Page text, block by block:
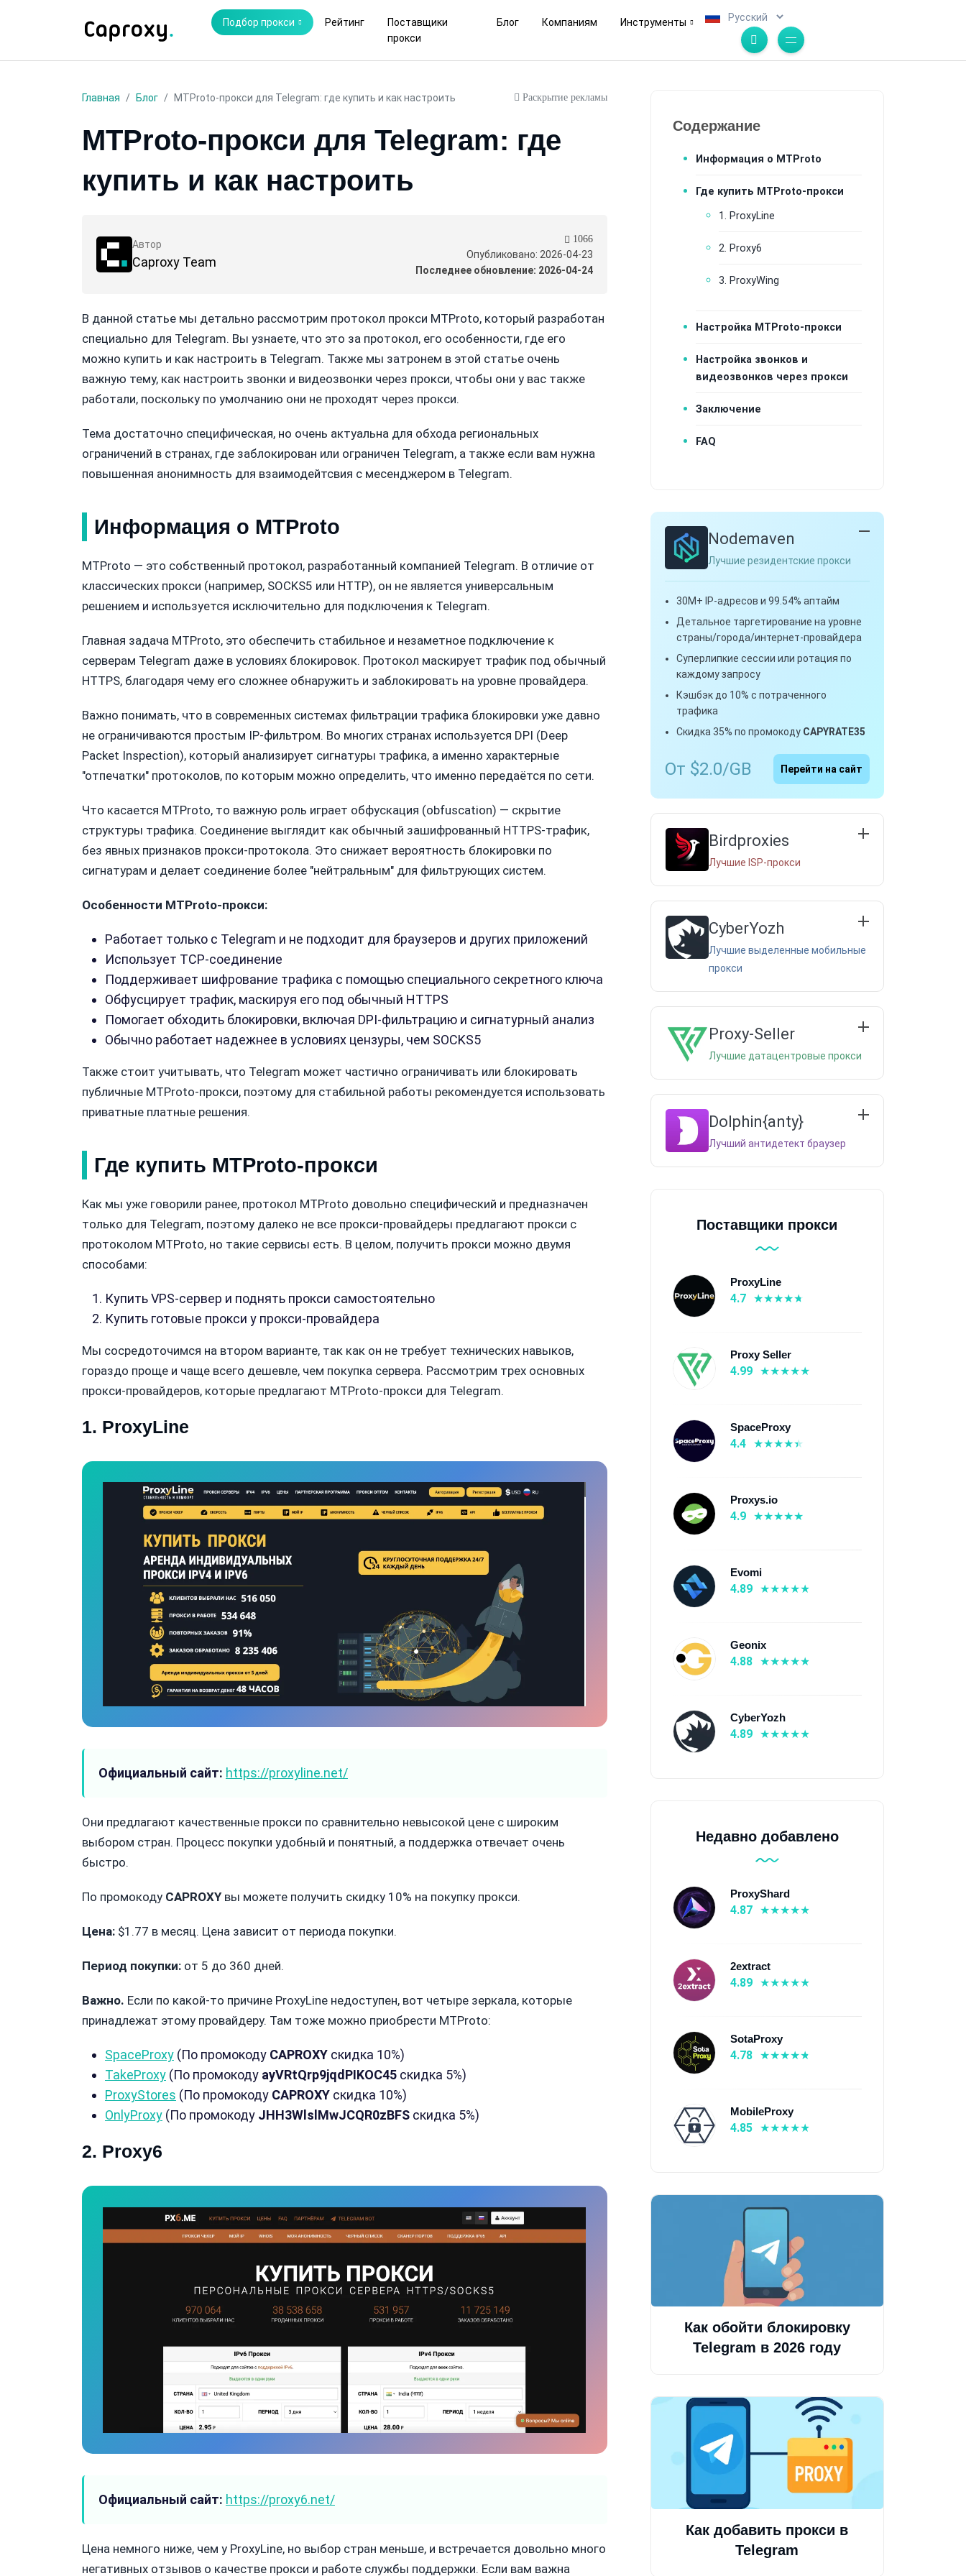
Подбор прокси Рейтинг
Поставщики
прокси
Блог Компаниям Инструменты .
Главная Блог MTProto-прокси для Telegram: где купить и как настроить Раскрытие рекламы
MTProto-прокси для Telegram: где
купить и как настроить
Автор
Caproxy Team
Опубликовано: 2026-04-23
Последнее обновление: 2026-04-24
1066
В данной статье мы детально рассмотрим протокол прокси MTProto, который разработан
специально для Telegram. Вы узнаете, что это за протокол, его особенности, где его
можно купить и как настроить в Telegram. Также мы затронем в этой статье очень
важную тему, как настроить звонки и видеозвонки через прокси, чтобы они у вас также
работали, поскольку по умолчанию они не проходят через прокси.
Тема достаточно специфическая, но очень актуальна для обхода региональных
ограничений в странах, где заблокирован или ограничен Telegram, а также если вам нужна
повышенная анонимность для взаимодейтсвия с месенджером в Telegram.
Информация о MTProto
MTProto — это собственный протокол, разработанный компанией Telegram. В отличие от
классических прокси (например, SOCKS5 или HTTP), он не является универсальным
решением и используется исключительно для подключения к Telegram.
Главная задача MTProto, это обеспечить стабильное и незаметное подключение к
серверам Telegram даже в условиях блокировок. Протокол маскирует трафик под обычный
HTTPS, благодаря чему его сложнее обнаружить и заблокировать на уровне провайдера.
Важно понимать, что в современных системах фильтрации трафика блокировки уже давно
не ограничиваются простым IP-фильтром. Во многих странах используется DPI (Deep
Packet Inspection), который анализирует сигнатуры трафика, а именно характерные
"отпечатки" протоколов, по которым можно определить, что именно передаётся по сети.
Что касается MTProto, то важную роль играет обфускация (obfuscation) — скрытие
структуры трафика. Соединение выглядит как обычный зашифрованный HTTPS-трафик,
без явных признаков прокси-протокола. Это снижает вероятность блокировки по
сигнатурам и делает соединение более "нейтральным" для фильтрующих систем.
Особенности MTProto-прокси:
Работает только с Telegram и не подходит для браузеров и других приложений
Использует TCP-соединение
Поддерживает шифрование трафика с помощью специального секретного ключа
Обфусцирует трафик, маскируя его под обычный HTTPS
Помогает обходить блокировки, включая DPI-фильтрацию и сигнатурный анализ
Обычно работает надежнее в условиях цензуры, чем SOCKS5
Также стоит учитывать, что Telegram может частично ограничивать или блокировать
публичные MTProto-прокси, поэтому для стабильной работы рекомендуется использовать
приватные платные решения.
Где купить MTProto-прокси
Как мы уже говорили ранее, протокол MTProto довольно специфический и предназначен
только для Telegram, поэтому далеко не все прокси-провайдеры предлагают прокси с
протоколом MTProto, но такие сервисы есть. В целом, получить прокси можно двумя
способами:
Купить VPS-сервер и поднять прокси самостоятельно
Купить готовые прокси у прокси-провайдера
Мы сосредоточимся на втором варианте, так как он не требует технических навыков,
гораздо проще и чаще всего дешевле, чем покупка сервера. Рассмотрим трех основных
прокси-провайдеров, которые предлагают MTProto-прокси для Telegram.
1. ProxyLine
Официальный сайт: https://proxyline.net/
Они предлагают качественные прокси по сравнительно невысокой цене с широким
выбором стран. Процесс покупки удобный и понятный, а поддержка отвечает очень
быстро.
По промокоду CAPROXYвы можете получить скидку 10% на покупку прокси.
Цена: $1.77 в месяц. Цена зависит от периода покупки.
Период покупки: от 5 до 360 дней.
Важно. Если по какой-то причине ProxyLine недоступен, вот четыре зеркала, которые
принадлежат этому провайдеру. Там тоже можно приобрести MTProto:
SpaceProxy (По промокоду CAPROXY скидка 10%)
TakeProxy (По промокоду ayVRtQrp9jqdPIKOC45 скидка 5%)
ProxyStores (По промокоду CAPROXY скидка 10%)
OnlyProxy (По промокоду JHH3WlslMwJCQR0zBFS скидка 5%)
2. Proxy6
Официальный сайт: https://proxy6.net/
Цена немного ниже, чем у ProxyLine, но выбор стран меньше, и встречается довольно много
негативных отзывов о качестве прокси и работе службы поддержки. Если вам важна
Содержание
Информация о MTProto
Где купить MTProto-прокси
1. ProxyLine
2. Proxy6
3. ProxyWing
Настройка MTProto-прокси
Настройка звонков и
видеозвонков через прокси
Заключение
FAQ
Nodemaven
Лучшие резидентские прокси
30M+ IP-адресов и 99.54% аптайм
Детальное таргетирование на уровне
страны/города/интернет-провайдера
Суперлипкие сессии или ротация по
каждому запросу
Кэшбэк до 10% с потраченного
трафика
Скидка 35% по промокоду CAPYRATE35
От $2.0/GB Перейти на сайт
Birdproxies
Лучшие ISP-прокси
CyberYozh
Лучшие выделенные мобильные
прокси
Proxy-Seller
Лучшие датацентровые прокси
Dolphin{anty}
Лучший антидетект браузер
Поставщики прокси
ProxyLine
4.7
Proxy Seller
4.99
SpaceProxy
4.4
Proxys.io
4.9
Evomi
4.89
Geonix
4.88
CyberYozh
4.89
Недавно добавлено
ProxyShard
4.87
2extract
4.89
SotaProxy
4.78
MobileProxy
4.85
Как обойти блокировку
Telegram в 2026 году
Как добавить прокси в
Telegram